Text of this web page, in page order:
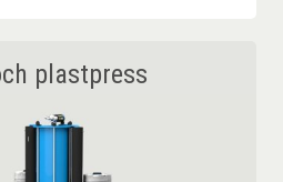
plastpress